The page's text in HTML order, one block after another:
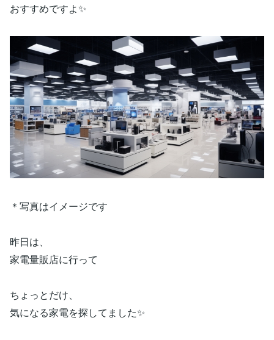
おすすめですよ✨
＊写真はイメージです
昨日は、
家電量販店に行って
ちょっとだけ、
気になる家電を探してました✨